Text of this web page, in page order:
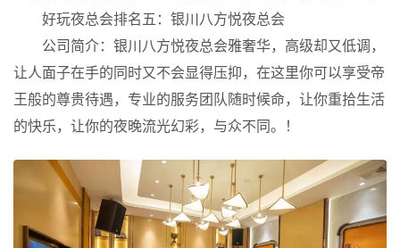
好玩夜总会排名五：银川八方悦夜总会
公司简介：银川八方悦夜总会雅奢华，高级却又低调，
让人面子在手的同时又不会显得压抑，在这里你可以享受帝
王般的尊贵待遇，专业的服务团队随时候命，让你重拾生活
的快乐，让你的夜晚流光幻彩，与众不同。！